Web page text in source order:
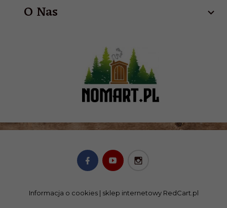
O Nas
Informacja o cookies| sklep internetowyRedCart.pl